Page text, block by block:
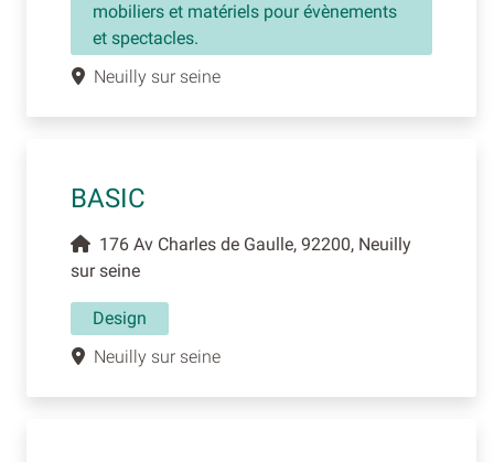
mobiliers et matériels pour évènements
et spectacles.
Neuilly sur seine
BASIC
176 Av Charles de Gaulle, 92200, Neuilly
sur seine
Design
Neuilly sur seine